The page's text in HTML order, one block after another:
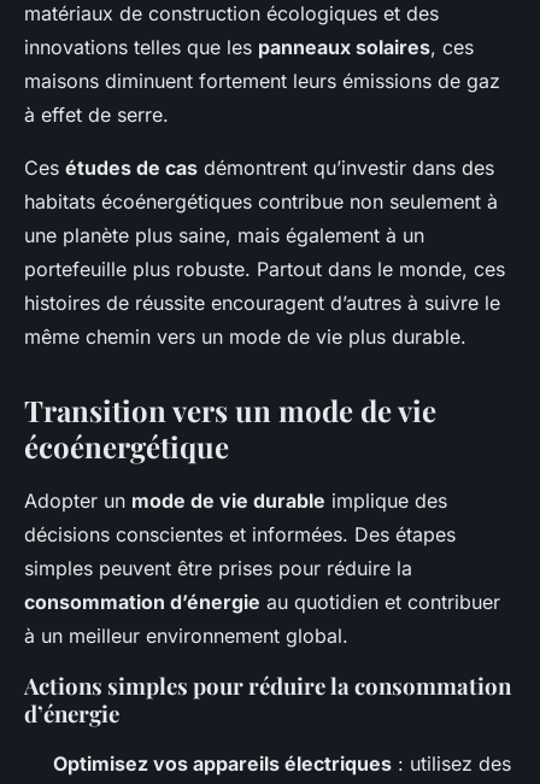
matériaux de construction écologiques et des
innovations telles que les panneaux solaires, ces
maisons diminuent fortement leurs émissions de gaz
à effet de serre.
Ces études de cas démontrent qu’investir dans des
habitats écoénergétiques contribue non seulement à
une planète plus saine, mais également à un
portefeuille plus robuste. Partout dans le monde, ces
histoires de réussite encouragent d’autres à suivre le
même chemin vers un mode de vie plus durable.
Transition vers un mode de vie
écoénergétique
Adopter un mode de vie durable implique des
décisions conscientes et informées. Des étapes
simples peuvent être prises pour réduire la
consommation d’énergie au quotidien et contribuer
à un meilleur environnement global.
Actions simples pour réduire la consommation
d’énergie
Optimisez vos appareils électriques : utilisez des